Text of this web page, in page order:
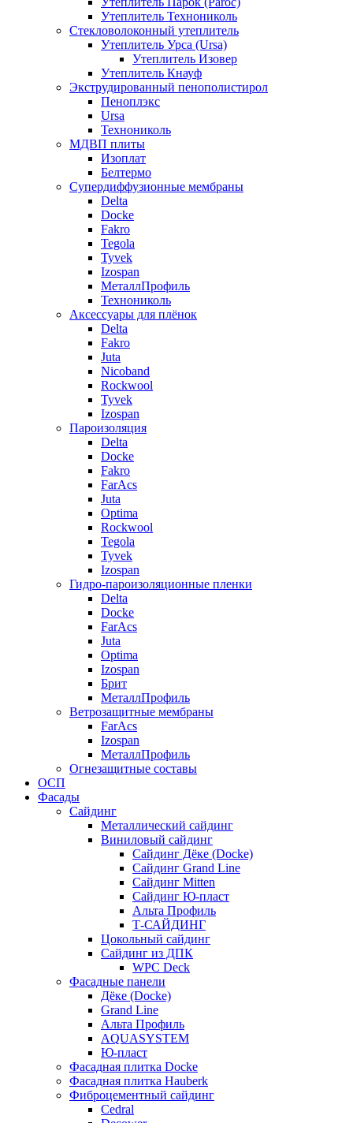
Утеплитель Технониколь
Стекловолоконный утеплитель
Утеплитель Урса (Ursa)
Утеплитель Изовер
Утеплитель Кнауф
Экструдированный пенополистирол
Пеноплэкс
Ursa
Технониколь
МДВП плиты
Изоплат
Белтермо
Супердиффузионные мембраны
Delta
Docke
Fakro
Tegola
Tyvek
Izospan
МеталлПрофиль
Технониколь
Аксессуары для плёнок
Delta
Fakro
Juta
Nicoband
Rockwool
Tyvek
Izospan
Пароизоляция
Delta
Docke
Fakro
FarAcs
Juta
Optima
Rockwool
Tegola
Tyvek
Izospan
Гидро-пароизоляционные пленки
Delta
Docke
FarAcs
Juta
Optima
Izospan
Брит
МеталлПрофиль
Ветрозащитные мембраны
FarAcs
Izospan
МеталлПрофиль
Огнезащитные составы
ОСП
Фасады
Сайдинг
Металлический сайдинг
Виниловый сайдинг
Сайдинг Дёке (Docke)
Сайдинг Grand Line
Сайдинг Mitten
Сайдинг Ю-пласт
Альта Профиль
Т-САЙДИНГ
Цокольный сайдинг
Сайдинг из ДПК
WPC Deck
Фасадные панели
Дёке (Docke)
Grand Line
Альта Профиль
AQUASYSTEM
Ю-пласт
Фасадная плитка Docke
Фасадная плитка Hauberk
Фиброцементный сайдинг
Cedral